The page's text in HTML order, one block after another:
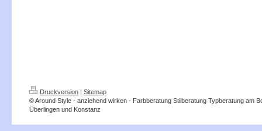
Druckversion | Sitemap
© Around Style - anziehend wirken - Farbberatung Stilberatung Typberatung am
Überlingen und Konstanz